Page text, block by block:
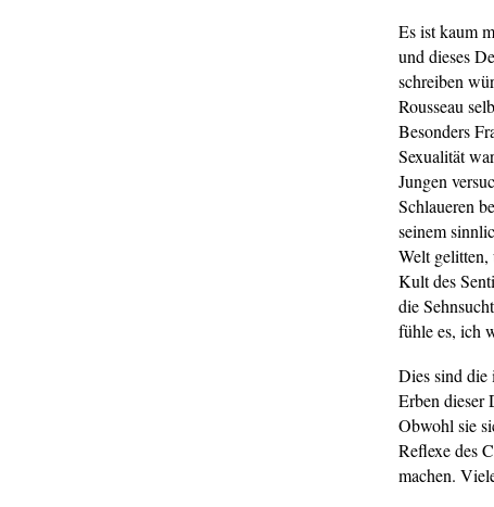
Es ist kaum
und dieses
schreiben
Rousseau
Besonders
Sexualität
Jungen
Schlaueren
seinem
Welt gelitten,
Kult des
die
fühle es, ich
Dies sind die
Erben dieser
Obwohl sie
Reflexe des
machen.